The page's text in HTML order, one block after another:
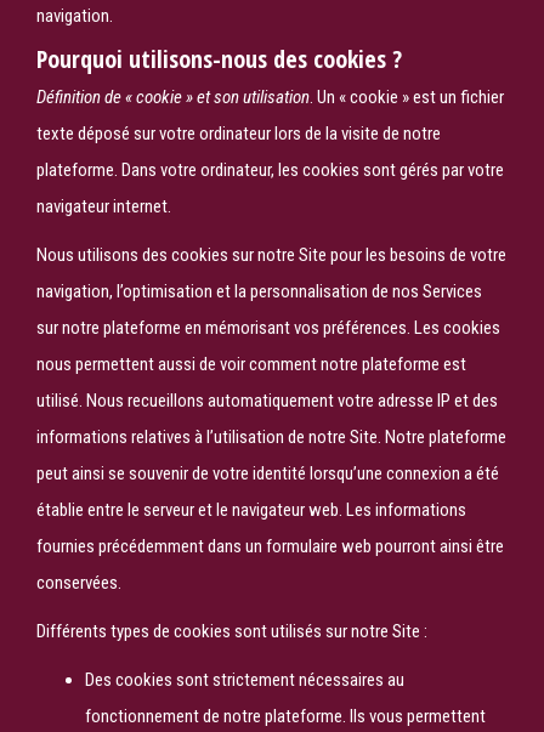
navigation.
Pourquoi utilisons-nous des cookies ?
Définition de « cookie » et son utilisation. Un « cookie » est un fichier
texte déposé sur votre ordinateur lors de la visite de notre
plateforme. Dans votre ordinateur, les cookies sont gérés par votre
navigateur internet.
Nous utilisons des cookies sur notre Site pour les besoins de votre
navigation, l’optimisation et la personnalisation de nos Services
sur notre plateforme en mémorisant vos préférences. Les cookies
nous permettent aussi de voir comment notre plateforme est
utilisé. Nous recueillons automatiquement votre adresse IP et des
informations relatives à l’utilisation de notre Site. Notre plateforme
peut ainsi se souvenir de votre identité lorsqu’une connexion a été
établie entre le serveur et le navigateur web. Les informations
fournies précédemment dans un formulaire web pourront ainsi être
conservées.
Différents types de cookies sont utilisés sur notre Site :
Des cookies sont strictement nécessaires au
fonctionnement de notre plateforme. Ils vous permettent